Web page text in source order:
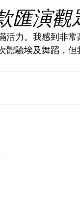
匯演觀
活力。我感到非
體驗埃及舞蹈，